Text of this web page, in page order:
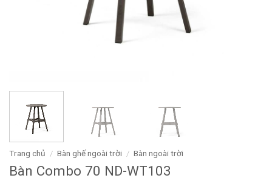
Trang chủ / Bàn ghế ngoài trời / Bàn ngoài trời
Bàn Combo 70 ND-WT103